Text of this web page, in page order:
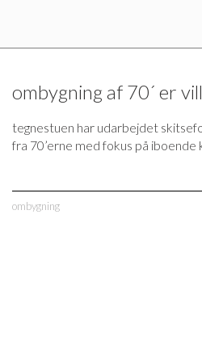
ombygning af 70´ er
tegnestuen har udarbejdet
fra 70’erne med fokus på
ombygning